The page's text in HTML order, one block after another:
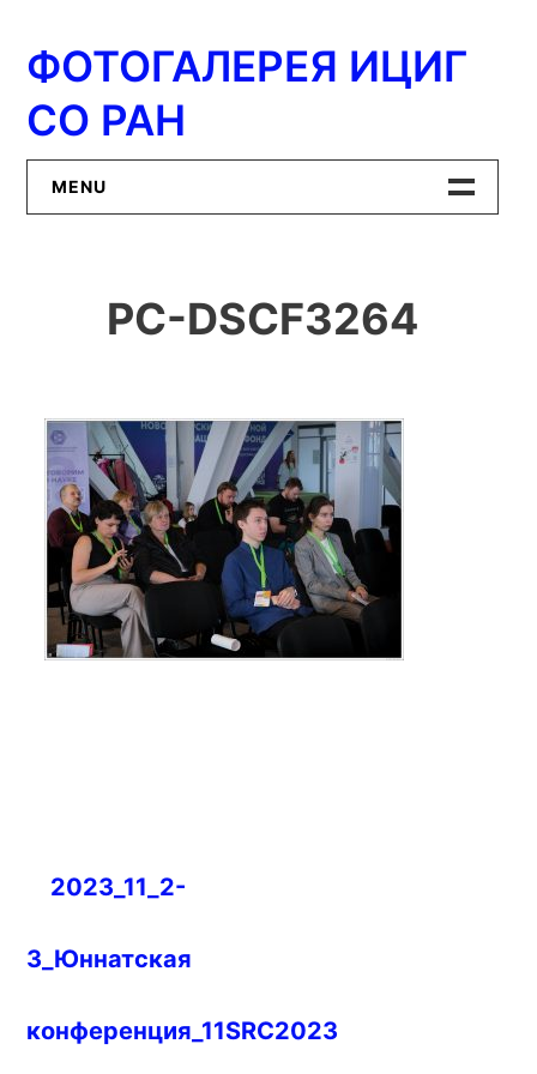
содержимому
ФОТОГАЛЕРЕЯ ИЦИГ
СО РАН
MENU
ИЦиГ СО РАН
PC-DSCF3264
Навигация
записям
2023_11_2-
3_Юннатская
конференция_11SRC2023